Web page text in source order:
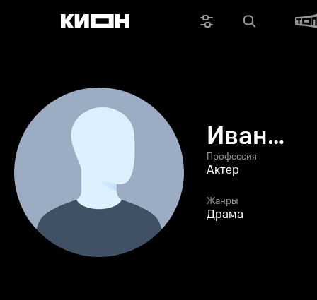
Иван
Катана
Профессия
Актер
Жанры
Драма